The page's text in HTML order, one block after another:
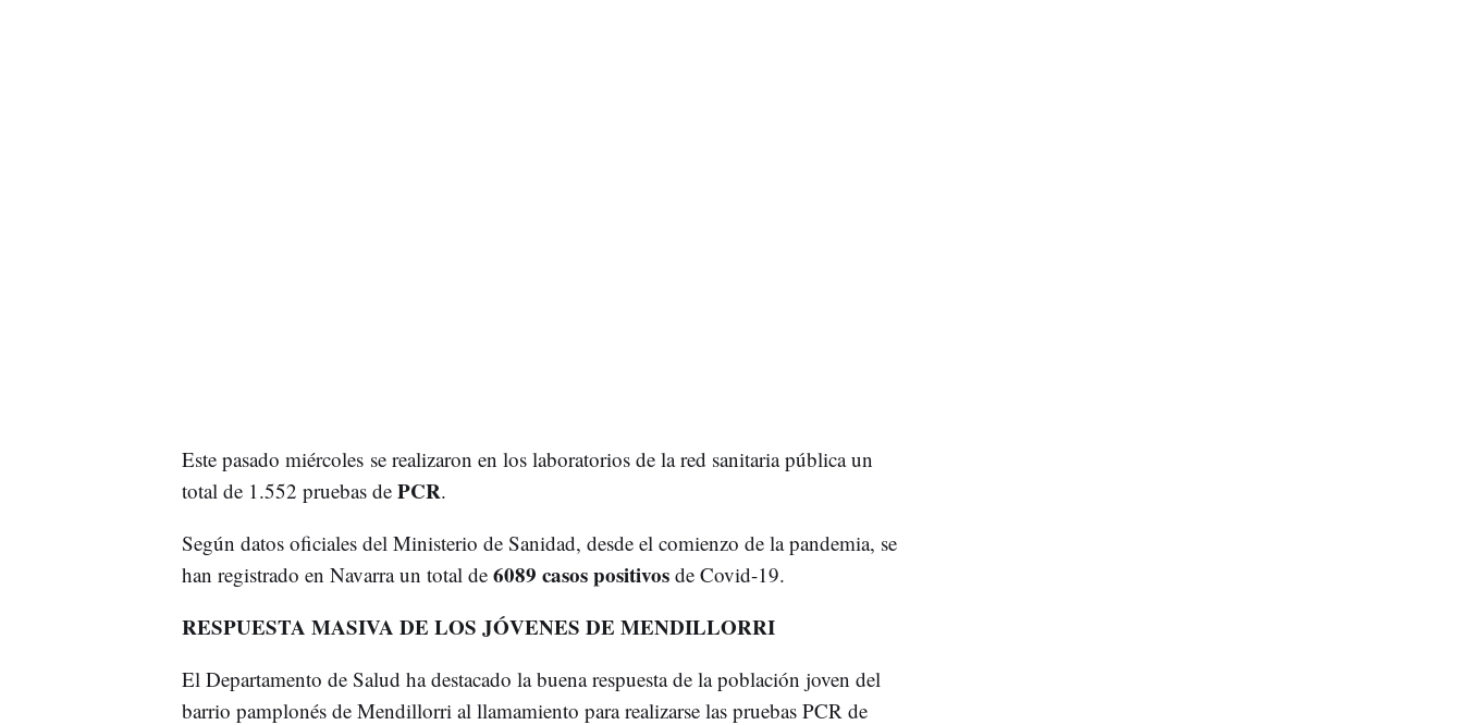
Este pasado miércoles se realizaron en los laboratorios de la red sanitaria pública un
total de 1.552 pruebas de PCR.
Según datos oficiales del Ministerio de Sanidad, desde el comienzo de la pandemia, se
han registrado en Navarra un total de6089 casos positivosde Covid-19.
RESPUESTA MASIVA DE LOS JÓVENES DE MENDILLORRI
El Departamento de Salud ha destacado la buena respuesta de la población joven del
barrio pamplonés de Mendillorri al llamamiento para realizarse las pruebas PCR de